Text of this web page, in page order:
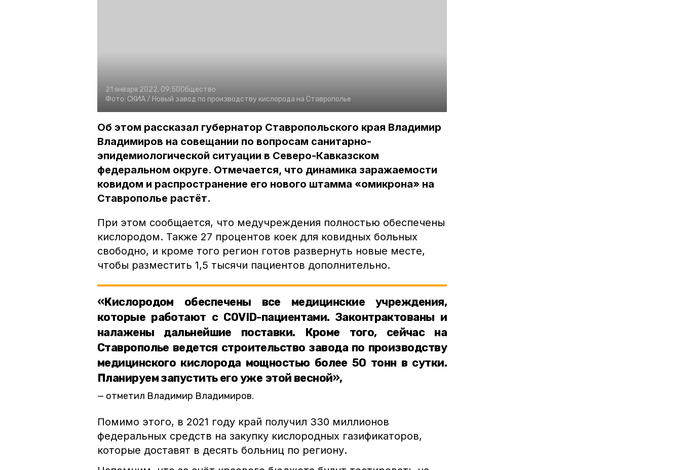
21 января 2022, 09:50Общество
Фото: СКИА / Новый завод по производству кислорода на Ставрополье
Об этом рассказал губернатор Ставропольского края Владимир
Владимиров на совещании по вопросам санитарно-
эпидемиологической ситуации в Северо-Кавказском
федеральном округе. Отмечается, что динамика заражаемости
ковидом и распространение его нового штамма «омикрона» на
Ставрополье растёт.
При этом сообщается, что медучреждения полностью обеспечены
кислородом. Также 27 процентов коек для ковидных больных
свободно, и кроме того регион готов развернуть новые месте,
чтобы разместить 1,5 тысячи пациентов дополнительно.
«Кислородом обеспечены все медицинские учреждения,
которые работают с COVID-пациентами. Законтрактованы и
налажены дальнейшие поставки. Кроме того, сейчас на
Ставрополье ведется строительство завода по производству
медицинского кислорода мощностью более 50 тонн в сутки.
Планируем запустить его уже этой весной»,
отметил Владимир Владимиров.
Помимо этого, в 2021 году край получил 330 миллионов
федеральных средств на закупку кислородных газификаторов,
которые доставят в десять больниц по региону.